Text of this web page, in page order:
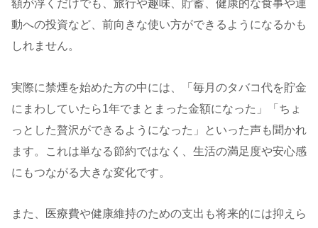
額が浮くだけでも、旅行や趣味、貯蓄、健康的な食事や運
動への投資など、前向きな使い方ができるようになるかも
しれません。
実際に禁煙を始めた方の中には、「毎月のタバコ代を貯金
にまわしていたら1年でまとまった金額になった」「ちょ
っとした贅沢ができるようになった」といった声も聞かれ
ます。これは単なる節約ではなく、生活の満足度や安心感
にもつながる大きな変化です。
また、医療費や健康維持のための支出も将来的には抑えら